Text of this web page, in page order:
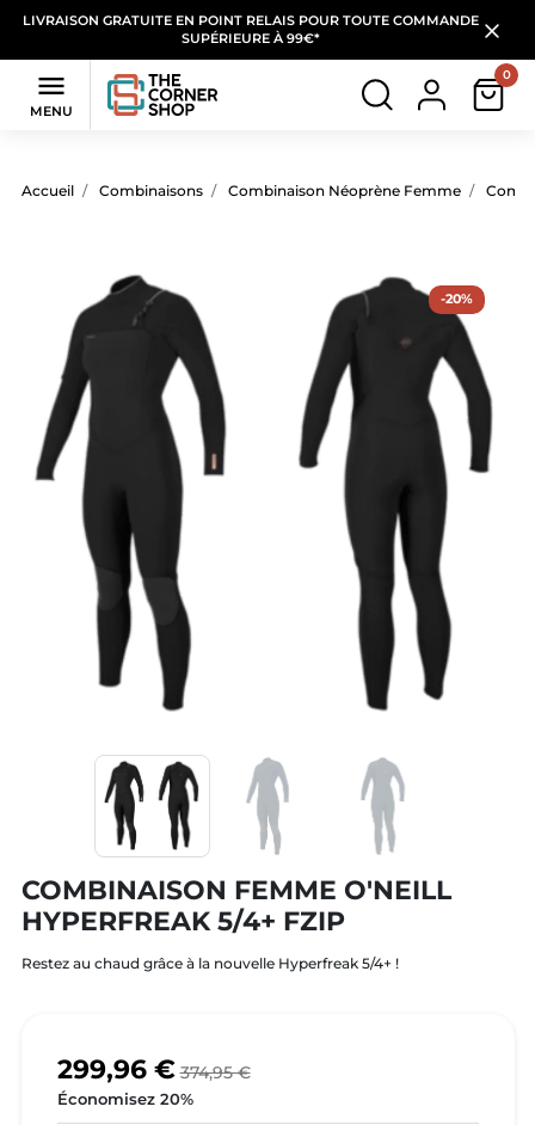
LIVRAISON GRATUITE EN POINT RELAIS POUR TOUTE COMMANDE
SUPÉRIEURE À 99€*

MENU
0
Accueil Combinaisons Combinaison Néoprène Femme
-20%
COMBINAISON FEMME O'NEILL
HYPERFREAK 5/4+ FZIP
Restez au chaud grâce à la nouvelle Hyperfreak 5/4+ !
299,96 € 374,95 €
Économisez 20%